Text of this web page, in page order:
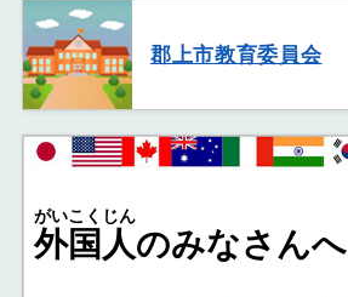
郡上市教育委員会
外国人
がいこくじん
のみなさんへ